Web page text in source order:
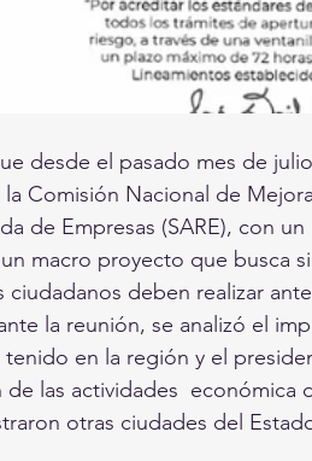
desde el pasado mes de
Comisión Nacional de
de Empresas (SARE), con
macro proyecto que busca
ciudadanos deben realizar
la reunión, se analizó el
tenido en la región y el
de las actividades
otras ciudades del